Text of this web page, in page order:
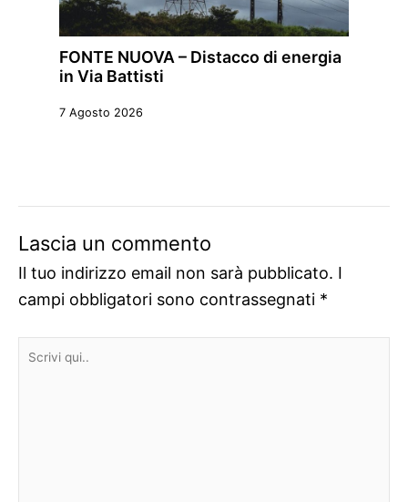
FONTE NUOVA – Distacco di energia
in Via Battisti
7 Agosto 2026
Lascia un commento
Il tuo indirizzo email non sarà pubblicato. I
campi obbligatori sono contrassegnati *
Scrivi